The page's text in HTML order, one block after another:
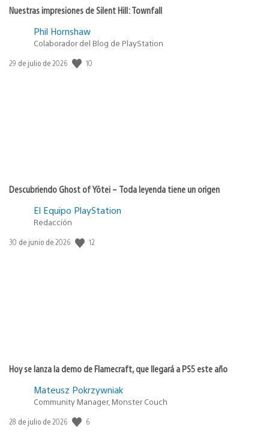
Nuestras impresiones de Silent Hill: Townfall
Phil Hornshaw
Colaborador del Blog de PlayStation
Fecha
29 de julio de 2026 10
Descubriendo Ghost of Yōtei – Toda leyenda tiene un origen
El Equipo PlayStation
Redacción
Fecha
30 de junio de 2026 12
Hoy se lanza la demo de Flamecraft, que llegará a PS5 este año
Mateusz Pokrzywniak
Community Manager, Monster Couch
Fecha
28 de julio de 2026 6